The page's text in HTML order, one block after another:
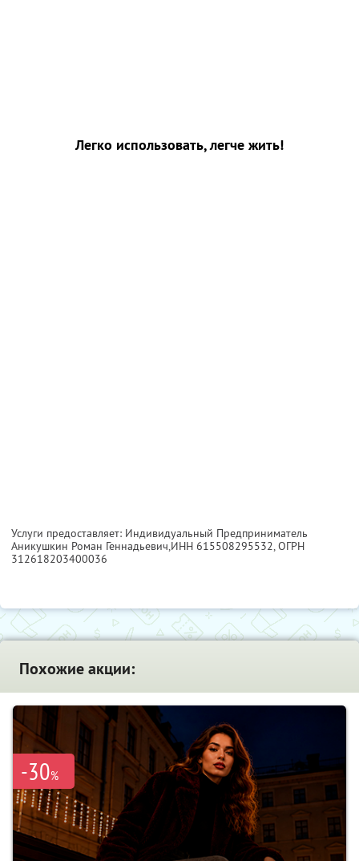
Легко использовать, легче жить!
Услуги предоставляет: Индивидуальный Предприниматель
Аникушкин Роман Геннадьевич,ИНН 615508295532, ОГРН
312618203400036
Похожие акции:
-30%